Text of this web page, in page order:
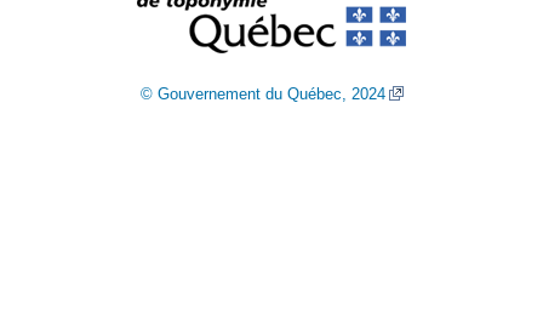
© Gouvernement du Québec, 2024